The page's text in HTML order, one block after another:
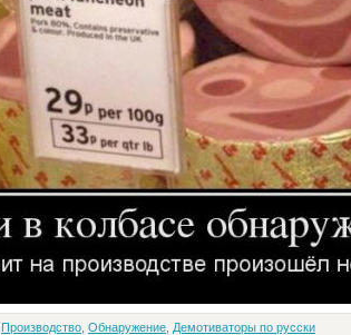
Производство Обнаружение Демотиваторы по русски